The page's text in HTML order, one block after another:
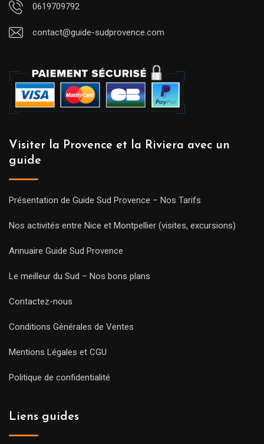
0619709792
contact@guide-sudprovence.com
Visiter la Provence et la Riviera avec un
guide
Présentation de Guide Sud Provence – Nos Tarifs
Nos activités entre Nice et Montpellier (visites, excursions)
Annuaire Guide Sud Provence
Le meilleur du Sud – Nos bons plans
Contactez-nous
Conditions Générales de Ventes
Mentions Légales et CGU
Politique de confidentialité
Liens guides